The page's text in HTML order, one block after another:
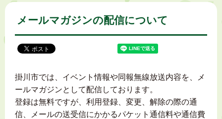
メールマガジンの配信について
掛川市では、イベント情報や同報無線放送内容を、メ
ールマガジンとして配信しております。
登録は無料ですが、利用登録、変更、解除の際の通
信、メールの送受信にかかるパケット通信料や通信費